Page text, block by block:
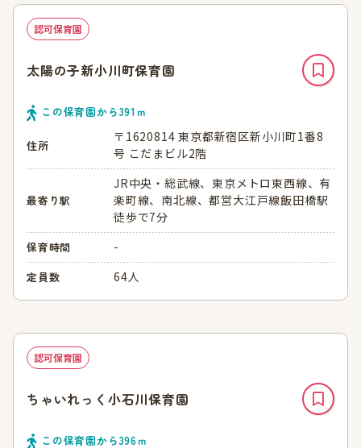
認可保育園
太陽の子新小川町保育園
この保育園から391 ｍ
住所
〒1620814 東京都新宿区新小川町1番8
号 こだまビル2階
最寄り駅
JR中央・総武線、東京メトロ東西線、有
楽町線、南北線、都営大江戸線飯田橋駅
徒歩で7分
保育時間 -
定員数 64人
認可保育園
ちゃいれっく小石川保育園
この保育園から396ｍ